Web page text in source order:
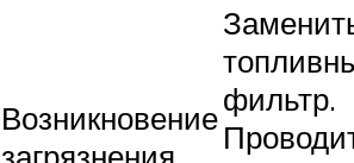
Возникновениефильтр.